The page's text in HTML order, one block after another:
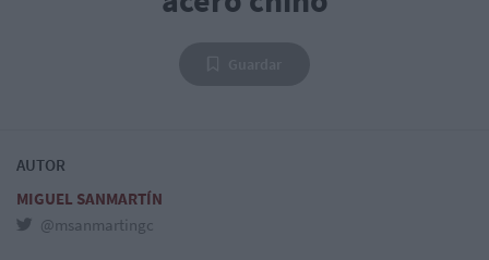
AUTOR
MIGUEL SANMARTÍN
@msanmartingc